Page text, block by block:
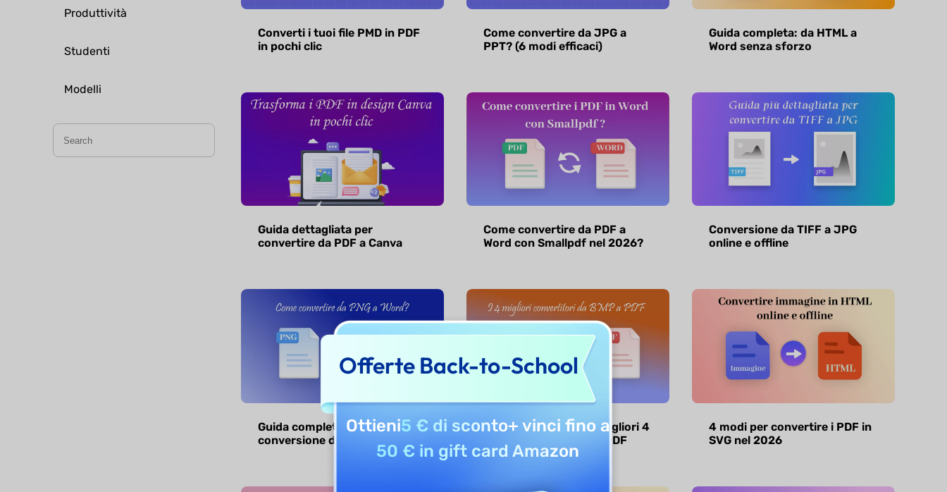
Produttività
Studenti
Modelli
Converti i tuoi file PMD in PDF
in pochi clic
Come convertire da JPG a
PPT? (6 modi efficaci)
Guida completa: da HTML a
Word senza sforzo
Guida dettagliata per
convertire da PDF a Canva
Come convertire da PDF a
Word con Smallpdf nel 2026?
Conversione da TIFF a JPG
online e offline
Guida completa alla
conversione da PNG a Word
Convertire i file con i migliori 4
convertitori da BMP a PDF
4 modi per convertire i PDF in
SVG nel 2026
Offerte Back-to-School
Ottieni5 € di sconto+ vinci fino a
50 € in gift card Amazon